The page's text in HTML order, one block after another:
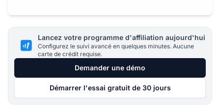
Lancez votre programme d'affiliation aujourd'hui
Configurez le suivi avancé en quelques minutes. Aucune
carte de crédit requise.
Demander une démo
Démarrer l'essai gratuit de 30 jours